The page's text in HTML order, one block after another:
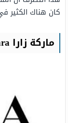
كان هناك الكثير
ماركة زارا zara